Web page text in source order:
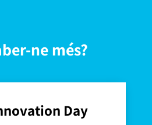
ne més?
Day